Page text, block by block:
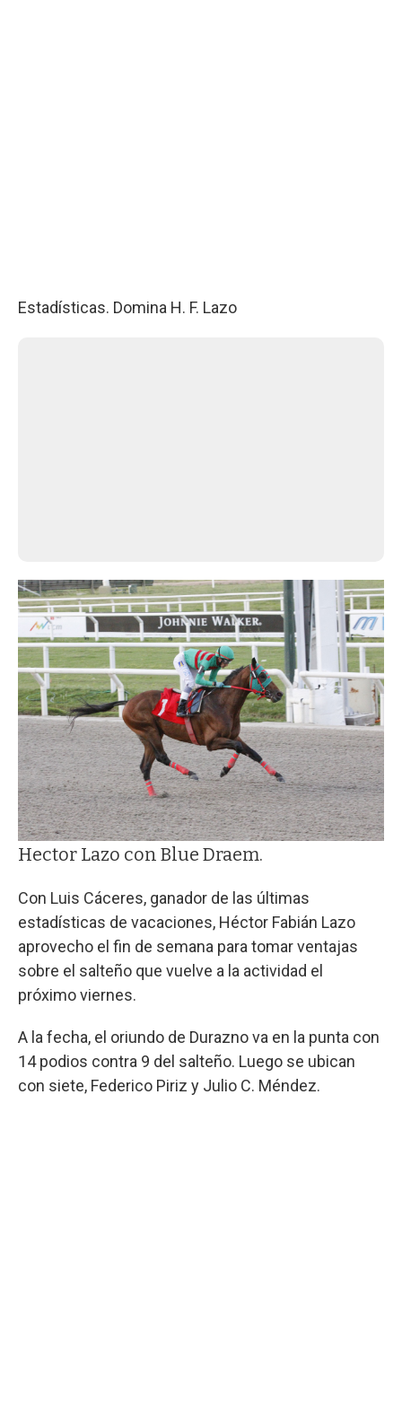
Estadísticas. Domina H. F. Lazo
Hector Lazo con Blue Draem.
Con Luis Cáceres, ganador de las últimas
estadísticas de vacaciones, Héctor Fabián Lazo
aprovecho el fin de semana para tomar ventajas
sobre el salteño que vuelve a la actividad el
próximo viernes.
A la fecha, el oriundo de Durazno va en la punta con
14 podios contra 9 del salteño. Luego se ubican
con siete, Federico Piriz y Julio C. Méndez.